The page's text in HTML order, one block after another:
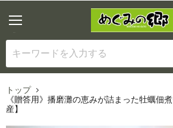
ニ
ュ
ー
トップ
《贈答用》播磨灘の恵みが詰まった牡蠣佃
産】